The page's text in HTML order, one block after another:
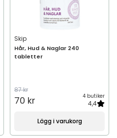
Skip
Hår, Hud & Naglar 240
tabletter
87 kr
70 kr 4 butiker
4,4
Lägg i varukorg